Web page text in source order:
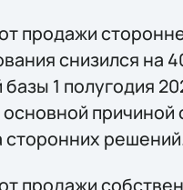
продажи
снизился на
1 полугодия
основной причиной
сторонних